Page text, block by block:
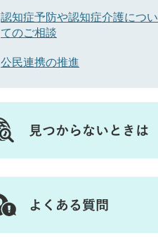
認知症予防や認知症介護につい
てのご相談
公民連携の推進